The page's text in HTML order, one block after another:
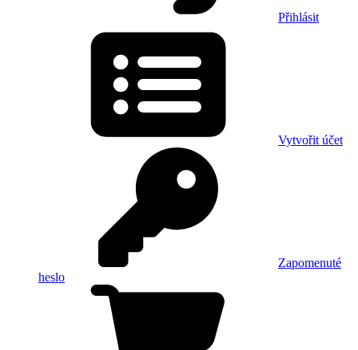
Přihlásit
Vytvořit účet
Zapomenuté
heslo